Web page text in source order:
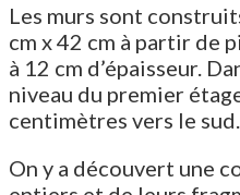
Les murs sont
cm x 42 cm à partir de
à 12 cm d’épaisseur.
niveau du premier
centimètres vers le sud.
On y a découvert une